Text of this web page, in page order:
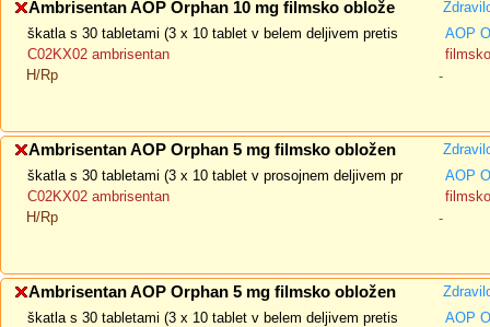
Ambrisentan AOP Orphan 10 mg filmsko oblože
škatla s 30 tabletami (3 x 10 tablet v belem deljivem pretis
AOP
C02KX02 ambrisentan
H/Rp
-
Ambrisentan AOP Orphan 5 mg filmsko obložen
škatla s 30 tabletami (3 x 10 tablet v prosojnem deljivem pr
AOP
C02KX02 ambrisentan
H/Rp
-
Ambrisentan AOP Orphan 5 mg filmsko obložen
škatla s 30 tabletami (3 x 10 tablet v belem deljivem pretis
AOP